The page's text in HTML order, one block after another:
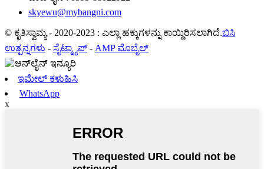
skyewu@mybangni.com
© ಕೃತಿಸ್ವಾಮ್ಯ - 2020-2023 : ಎಲ್ಲಾ ಹಕ್ಕುಗಳನ್ನು ಕಾಯ್ದಿರಿಸಲಾಗಿದೆ.ಬಿಸಿ
ಉತ್ಪನ್ನಗಳು - ಸೈಟ್ಮ್ಯಾಪ್ - AMP ಮೊಬೈಲ್
ಇಮೇಲ್ ಕಳುಹಿಸಿ
WhatsApp
x